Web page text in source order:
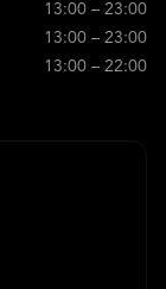
13:00 – 23:00
13:00 – 23:00
13:00 – 22:00